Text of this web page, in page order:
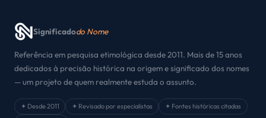
Significadodo Nome
Referência em pesquisa etimológica desde 2011. Mais de 15 anos
dedicados à precisão histórica na origem e significado dos nomes
— um projeto de quem realmente estuda o assunto.
✦ Desde 2011 ✦ Revisado por especialistas
✦ Fontes históricas citadas